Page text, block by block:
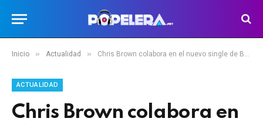
Inicio » Actualidad » Chris Brown colabora en el nuevo single de Brandy, ‘Put It Down’
ACTUALIDAD
Chris Brown colabora en